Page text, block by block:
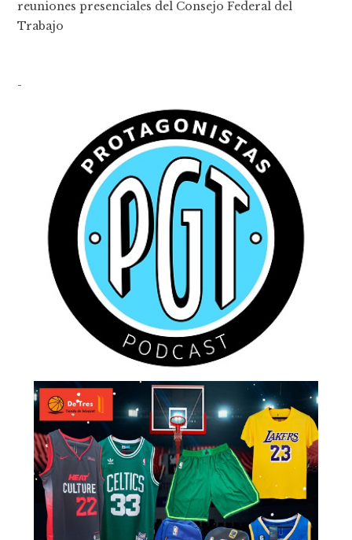
reuniones presenciales del Consejo Federal del
Trabajo
-